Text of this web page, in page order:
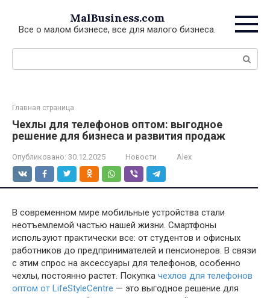
контенту
MalBusiness.com
Все о малом бизнесе, все для малого бизнеса.
Поиск:
Главная страница
Чехлы для телефонов оптом: выгодное
решение для бизнеса и развития продаж
Опубликовано: 30.12.2025 Новости Alex
В современном мире мобильные устройства стали
неотъемлемой частью нашей жизни. Смартфоны
используют практически все: от студентов и офисных
работников до предпринимателей и пенсионеров. В связи
с этим спрос на аксессуары для телефонов, особенно
чехлы, постоянно растет. Покупка чехлов для телефонов
оптом от LifeStyleCentre — это выгодное решение для